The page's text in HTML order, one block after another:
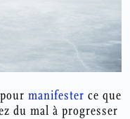
manifester ce que
du mal à progresser